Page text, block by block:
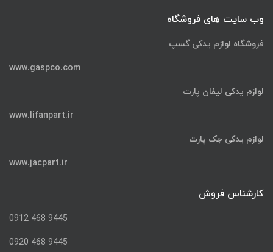
وب سایت های فروشگاه
فروشگاه لوازم یدکی گسپ
www.gaspco.com
لوازم یدکی لیفان پارت
www.lifanpart.ir
لوازم یدکی جک پارت
www.jacpart.ir
کارشناس فروش
9445 468 0912
9445 468 0920